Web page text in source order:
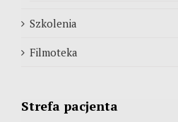
Szkolenia
Filmoteka
Strefa pacjenta